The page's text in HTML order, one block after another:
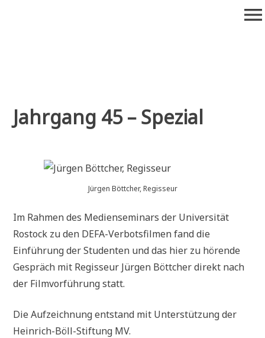
menu
Jahrgang 45 – Spezial
Jürgen Böttcher, Regisseur
Im Rahmen des Medienseminars der Universität
Rostock zu den DEFA-Verbotsfilmen fand die
Einführung der Studenten und das hier zu hörende
Gespräch mit Regisseur Jürgen Böttcher direkt nach
der Filmvorführung statt.
Die Aufzeichnung entstand mit Unterstützung der
Heinrich-Böll-Stiftung MV.